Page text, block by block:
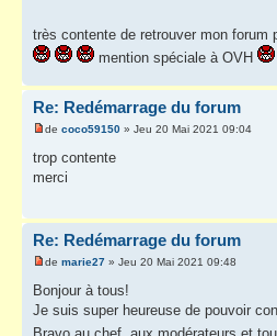
très contente de retrouver mon
mention spéciale à OVH
Re: Redémarrage du forum
de coco59150 » Jeu 20 Mai 2021 09:04
trop contente
merci
Re: Redémarrage du forum
de marie27 » Jeu 20 Mai 2021 09:48
Bonjour à tous!
Je suis super heureuse de pouvoir